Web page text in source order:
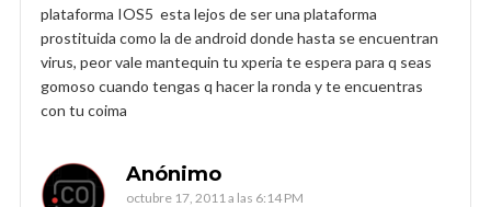
plataforma IOS5 esta lejos de ser una plataforma
prostituida como la de android donde hasta se encuentran
virus, peor vale mantequin tu xperia te espera para q seas
gomoso cuando tengas q hacer la ronda y te encuentras
con tu coima
Anónimo
octubre 17, 2011 a las 6:14 PM